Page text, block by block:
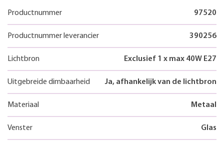
Productnummer 97520
Productnummer leverancier 390256
Lichtbron Exclusief 1 x max 40W E27
Uitgebreide dimbaarheid Ja, afhankelijk van de lichtbron
Materiaal Metaal
Venster Glas